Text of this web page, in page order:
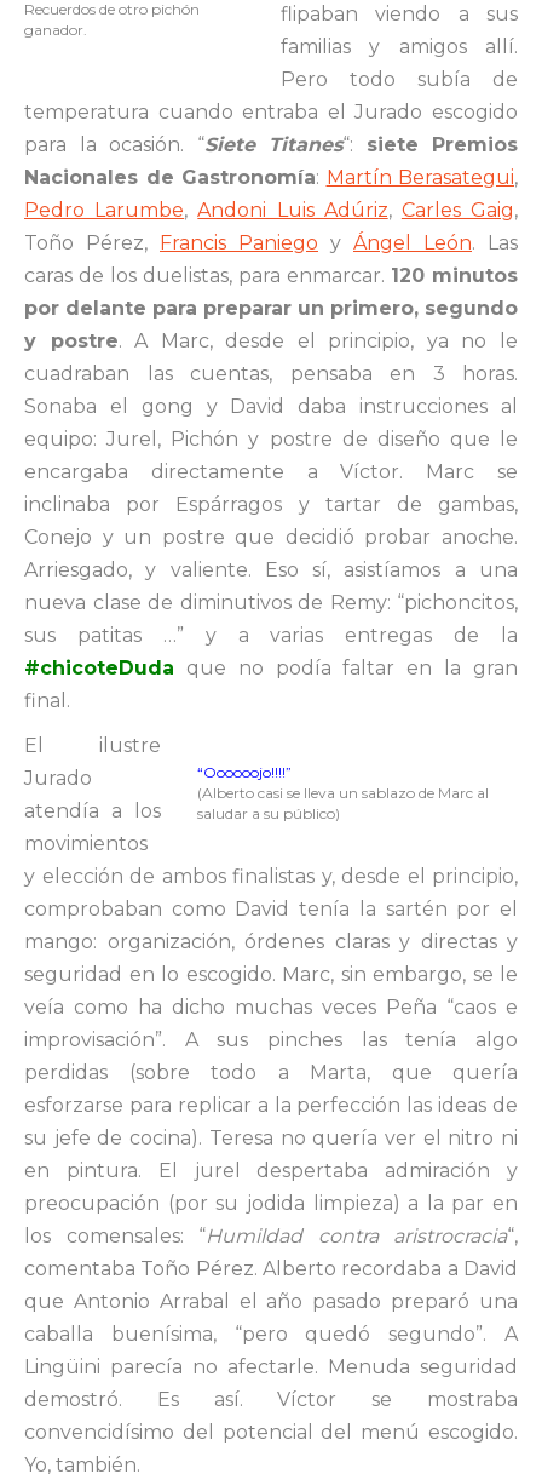
Recuerdos de otro pichón
ganador.
flipaban viendo a sus
familias y amigos allí.
Pero todo subía de
temperatura cuando entraba el Jurado escogido
para la ocasión. “Siete Titanes“: siete Premios
Nacionales de Gastronomía: Martín Berasategui,
Pedro Larumbe,Andoni Luis Adúriz, Carles Gaig,
Toño Pérez, Francis Paniego y Ángel León. Las
caras de los duelistas, para enmarcar. 120 minutos
por delante para preparar un primero, segundo
y postre. A Marc, desde el principio, ya no le
cuadraban las cuentas, pensaba en 3 horas.
Sonaba el gong y David daba instrucciones al
equipo: Jurel, Pichón y postre de diseño que le
encargaba directamente a Víctor. Marc se
inclinaba por Espárragos y tartar de gambas,
Conejo y un postre que decidió probar anoche.
Arriesgado, y valiente. Eso sí, asistíamos a una
nueva clase de diminutivos de Remy: “pichoncitos,
sus patitas …” y a varias entregas de la
#chicoteDuda que no podía faltar en la gran
final.
“Oooooojo!!!!”
(Alberto casi se lleva un sablazo de Marc al
saludar a su público)
El ilustre
Jurado
atendía a los
movimientos
y elección de ambos finalistas y, desde el principio,
comprobaban como David tenía la sartén por el
mango: organización, órdenes claras y directas y
seguridad en lo escogido. Marc, sin embargo, se le
veía como ha dicho muchas veces Peña “caos e
improvisación”. A sus pinches las tenía algo
perdidas (sobre todo a Marta, que quería
esforzarse para replicar a la perfección las ideas de
su jefe de cocina). Teresa no quería ver el nitro ni
en pintura. El jurel despertaba admiración y
preocupación (por su jodida limpieza) a la par en
los comensales: “Humildad contra aristrocracia“,
comentaba Toño Pérez. Alberto recordaba a David
que Antonio Arrabal el año pasado preparó una
caballa buenísima, “pero quedó segundo”. A
Lingüini parecía no afectarle. Menuda seguridad
demostró. Es así. Víctor se mostraba
convencidísimo del potencial del menú escogido.
Yo, también.